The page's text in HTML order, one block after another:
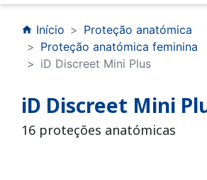
home Início
Proteção anatómica
Proteção anatómica feminina
iD Discreet Mini Plus
iD Discreet Mini
16 proteções anatómicas